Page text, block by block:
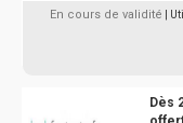
En cours de validité |
Dès